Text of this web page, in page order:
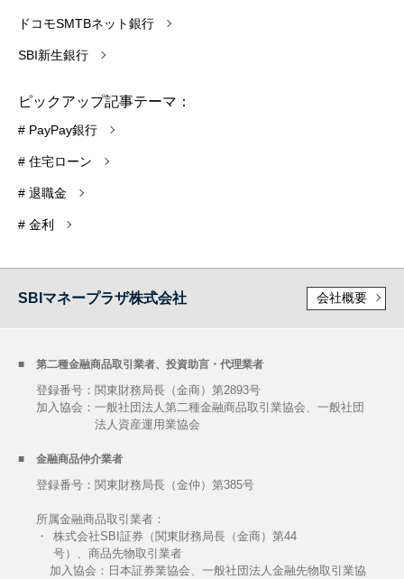
ドコモSMTBネット銀行
SBI新生銀行
ピックアップ記事テーマ：
# PayPay銀行
# 住宅ローン
# 退職金
# 金利
SBIマネープラザ株式会社 会社概要
第二種金融商品取引業者、投資助言・代理業者
登録番号：関東財務局長（金商）第2893号
加入協会： 一般社団法人第二種金融商品取引業協会、一般社団
法人資産運用業協会
金融商品仲介業者
登録番号：関東財務局長（金仲）第385号
所属金融商品取引業者：
・
株式会社SBI証券（関東財務局長（金商）第44
号）、商品先物取引業者
加入協会： 日本証券業協会、一般社団法人金融先物取引業協